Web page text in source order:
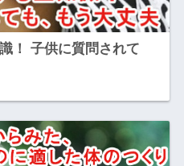
！ 子供に質問されて